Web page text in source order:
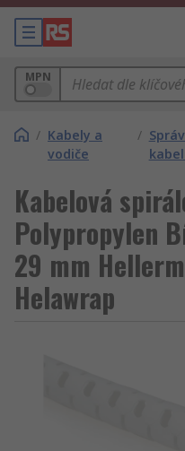
MPN
/ Kabely a
vodiče
/
Kabelová
Polypropylen
29 mm
Helawrap